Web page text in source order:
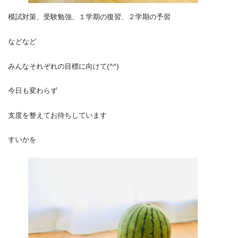
模試対策、受験勉強、１学期の復習、２学期の予習
などなど
みんなそれぞれの目標に向けて(^^)
今日も変わらず
支度を整えてお待ちしています
すいかを